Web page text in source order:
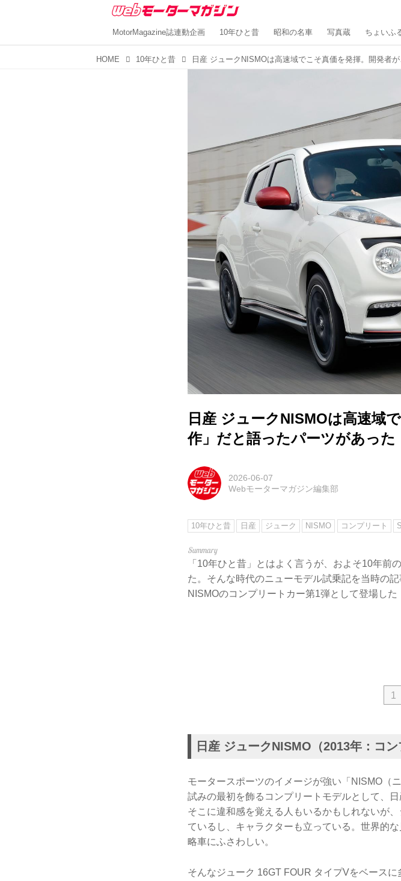
MotorMagazine誌連動企画 10年ひと昔 昭和の名車 写真蔵 ちょいふ
HOME 10年ひと昔 日産 ジュ
日産 ジュークNISMOは高速域
作」だと語ったパーツがあった
2026-06-07
Webモーターマガジン編集部
10年ひと昔 日産 ジューク NISMO コンプリート
「10年ひと昔」とはよく言うが、およそ10年前
た。そんな時代のニューモデル試乗記を当時の
NISMOのコンプリートカー第1弾として登場した
1
日産 ジュークNISMO（2013年：コン
モータースポーツのイメージが強い「NISMO（
試みの最初を飾るコンプリートモデルとして、
そこに違和感を覚える人もいるかもしれないが
ているし、キャラクターも立っている。世界的
略車にふさわしい。
そんなジューク 16GT FOUR タイプVをベース